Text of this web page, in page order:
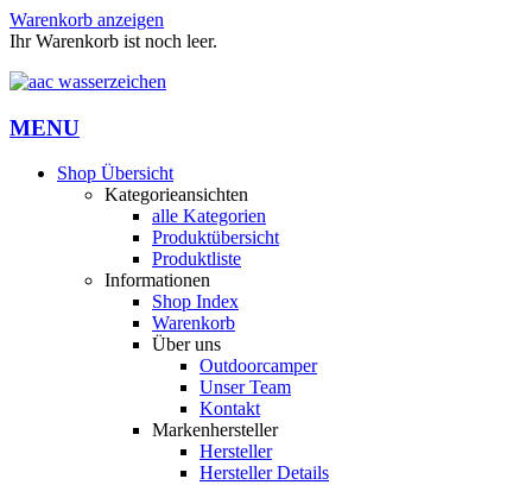
Warenkorb anzeigen
Ihr Warenkorb ist noch leer.
MENU
Shop Übersicht
Kategorieansichten
alle Kategorien
Produktübersicht
Produktliste
Informationen
Shop Index
Warenkorb
Über uns
Outdoorcamper
Unser Team
Kontakt
Markenhersteller
Hersteller
Hersteller Details